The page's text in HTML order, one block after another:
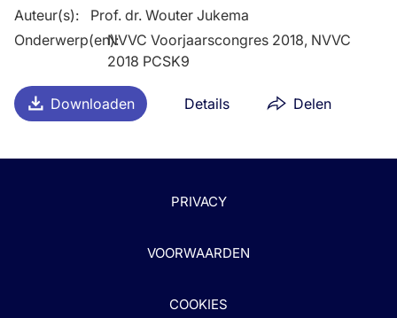
Downloaden Details Delen
Auteur(s):
Prof. dr. Wouter Jukema
Onderwerp(en):
NVVC Voorjaarscongres 2018, NVVC
2018 PCSK9
PRIVACY
VOORWAARDEN
COOKIES